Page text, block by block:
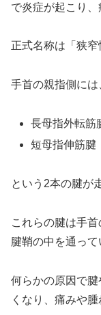
で炎症が起こり、
正式名称は「狭窄
手首の親指側には
長母指外転筋
短母指伸筋腱
という2本の腱が
これらの腱は手
腱鞘の中を通って
何らかの原因で
くなり、痛みや腫